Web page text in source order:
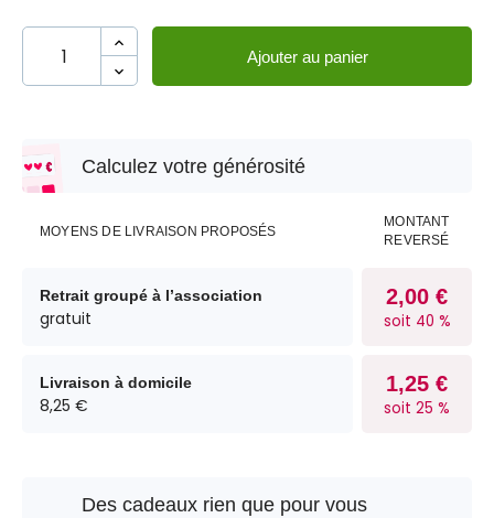
Ajouter au panier
Calculez votre générosité
MOYENS DE LIVRAISON PROPOSÉS
MONTANT
REVERSÉ
Retrait groupé à l’association
gratuit
2,00 €
soit 40 %
Livraison à domicile
8,25 €
1,25 €
soit 25 %
Des cadeaux rien que pour vous